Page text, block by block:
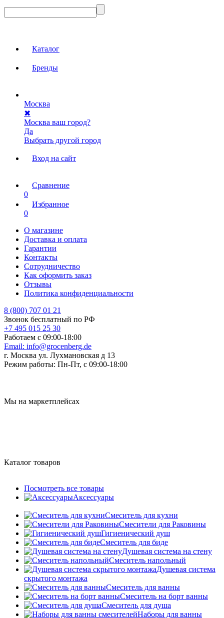
Каталог
Бренды
Москва
✖
Москва ваш город?
Да
Выбрать другой город
Вход на сайт
Сравнение
0
Избранное
0
О магазине
Доставка и оплата
Гарантии
Контакты
Сотрудничество
Как оформить заказ
Отзывы
Политика конфиденциальности
8 (800) 707 01 21
Звонок бесплатный по РФ
+7 495 015 25 30
Работаем с 09:00-18:00
Email: info@grocenberg.de
г. Москва ул. Лухмановская д 13
Режим работы: Пн-Пт, с 09:00-18:00
Мы на маркетплейсах
Каталог товаров
Посмотреть все товары
Аксессуары
Смеситель для кухни
Смесители для Раковины
Гигиенический душ
Смеситель для биде
Душевая система на стену
Смеситель напольный
Душевая система
скрытого монтажа
Смеситель для ванны
Смеситель на борт ванны
Смеситель для душа
Наборы для ванны